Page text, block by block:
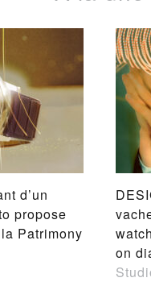
d’un
propose
Patrimony
on